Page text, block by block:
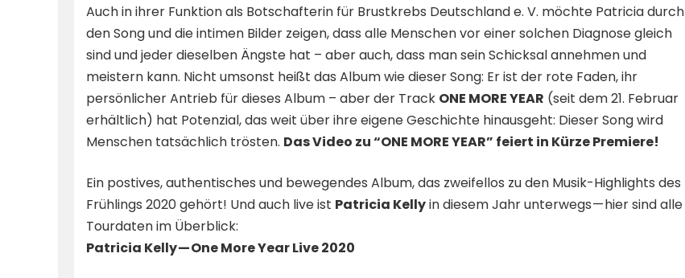
Auch in ihrer Funktion als Botschafterin für Brustkrebs Deutschland e. V. möchte Patricia durch
den Song und die intimen Bilder zeigen, dass alle Menschen vor einer solchen Diagnose gleich
sind und jeder dieselben Ängste hat – aber auch, dass man sein Schicksal annehmen und
meistern kann. Nicht umsonst heißt das Album wie dieser Song: Er ist der rote Faden, ihr
persönlicher Antrieb für dieses Album – aber der Track ONE MORE YEAR (seit dem 21. Februar
erhältlich) hat Potenzial, das weit über ihre eigene Geschichte hinausgeht: Dieser Song wird
Menschen tatsächlich trösten. Das Video zu “ONE MORE YEAR” feiert in Kürze Premiere!
Ein postives, authentisches und bewegendes Album, das zweifellos zu den Musik-Highlights des
Frühlings 2020 gehört! Und auch live ist Patricia Kellyin diesem Jahr unterwegs — hier sind alle
Tourdaten im Überblick:
Patricia Kelly — One More Year Live 2020